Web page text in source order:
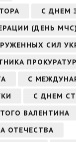
С ДНЕМ
(ДЕНЬ МЧС)
СИЛ
С
С ДНЕМ
ВАЛЕНТИНА
ОТЕЧЕСТВА